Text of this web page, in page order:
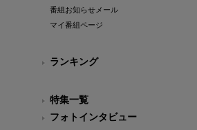
番組お知らせメール
マイ番組ページ
ランキング
特集一覧
フォトインタビュー